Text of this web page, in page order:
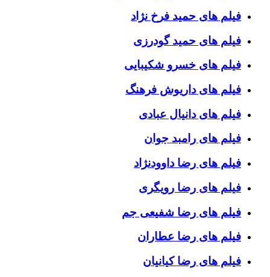
فیلم های حمید فرخ نژاد
فیلم های حمید گودرزی
فیلم های خسرو شکیبایی
فیلم های داریوش فرهنگ
فیلم های دانیال عبادی
فیلم های رامبد جوان
فیلم های رضا داوودنژاد
فیلم های رضا رویگری
فیلم های رضا شفیعی جم
فیلم های رضا عطاران
فیلم های رضا کیانیان